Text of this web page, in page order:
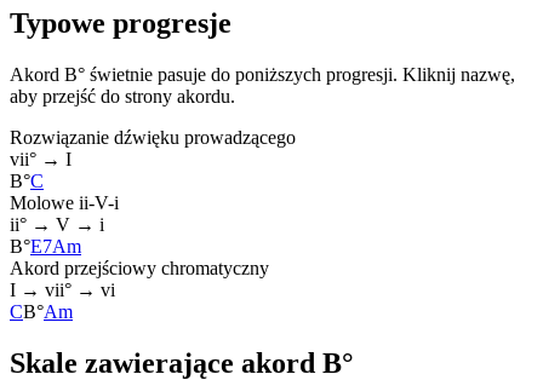
Typowe progresje
Akord B° świetnie pasuje do poniższych progresji. Kliknij nazwę,
aby przejść do strony akordu.
Rozwiązanie dźwięku prowadzącego
vii° → I
B°C
Molowe ii-V-i
ii° → V → i
B°E7Am
Akord przejściowy chromatyczny
I → vii° → vi
CB°Am
Skale zawierające akord B°